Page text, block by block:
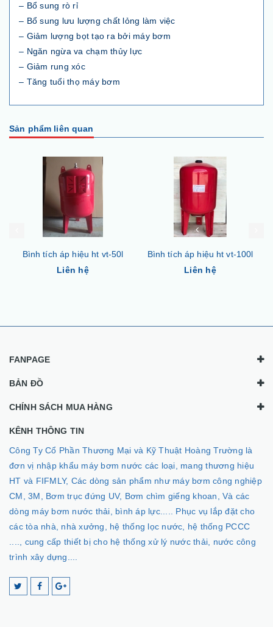
– Bổ sung rò rỉ
– Bổ sung lưu lượng chất lỏng làm việc
– Giảm lượng bọt tạo ra bởi máy bơm
– Ngăn ngừa va chạm thủy lực
– Giảm rung xóc
– Tăng tuổi thọ máy bơm
Sản phẩm liên quan
Bình tích áp hiệu ht vt-100l
Liên hệ
Bình tích áp hiệu ht vt-200l
Liên hệ
FANPAGE
BẢN ĐỒ
CHÍNH SÁCH MUA HÀNG
KÊNH THÔNG TIN
Công Ty Cổ Phần Thương Mại và Kỹ Thuật Hoàng Trường là
đơn vị nhập khẩu máy bơm nước các loại, mang thương hiệu
HT và FIFMLY, Các dòng sản phẩm như máy bơm công nghiệp
CM, 3M, Bơm trục đứng UV, Bơm chìm giếng khoan, Và các
dòng máy bơm nước thải, bình áp lực..... Phục vụ lắp đặt cho
các tòa nhà, nhà xưởng, hệ thống lọc nước, hệ thống PCCC
...., cung cấp thiết bị cho hệ thống xử lý nước thải, nước công
trình xây dựng....